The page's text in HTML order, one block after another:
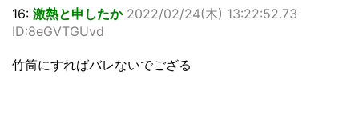
16: 激熱と申したか 2022/02/24(木) 13:22:52.73
ID:8eGVTGUvd
竹筒にすればバレないでござる